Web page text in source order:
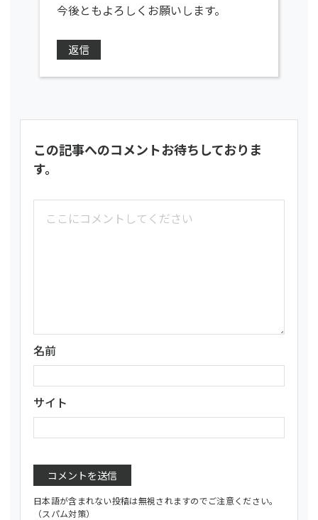
今後ともよろしくお願いします。
返信
この記事へのコメントお待ちしておりま
す。
名前
サイト
日本語が含まれない投稿は無視されますのでご注意ください。
（スパム対策）